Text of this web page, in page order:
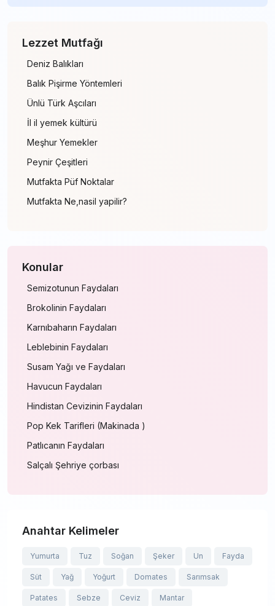
Lezzet Mutfağı
Deniz Balıkları
Balık Pişirme Yöntemleri
Ünlü Türk Aşcıları
İl il yemek kültürü
Meşhur Yemekler
Peynir Çeşitleri
Mutfakta Püf Noktalar
Mutfakta Ne,nasil yapilir?
Konular
Semizotunun Faydaları
Brokolinin Faydaları
Karnıbaharın Faydaları
Leblebinin Faydaları
Susam Yağı ve Faydaları
Havucun Faydaları
Hindistan Cevizinin Faydaları
Pop Kek Tarifleri (Makinada )
Patlıcanın Faydaları
Salçalı Şehriye çorbası
Anahtar Kelimeler
Yumurta Tuz Soğan Şeker Un Fayda
Süt Yağ Yoğurt Domates Sarımsak
Patates Sebze Ceviz Mantar